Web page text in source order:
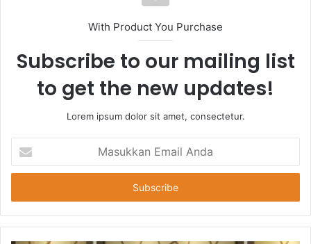
With Product You Purchase
Subscribe to our mailing list
to get the new updates!
Lorem ipsum dolor sit amet, consectetur.
Email
Anda